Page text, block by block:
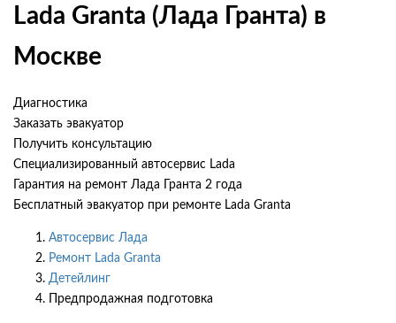
Lada Granta (Лада Гранта) в
Москве
Диагностика
Заказать эвакуатор
Получить консультацию
Специализированный автосервис Lada
Гарантия на ремонт Лада Гранта 2 года
Бесплатный эвакуатор при ремонте Lada Granta
Автосервис Лада
Ремонт Lada Granta
Детейлинг
Предпродажная подготовка